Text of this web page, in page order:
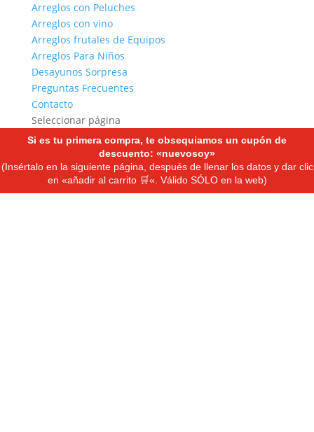
Arreglos con Peluches
Arreglos con vino
Arreglos frutales de Equipos
Arreglos Para Niños
Desayunos Sorpresa
Preguntas Frecuentes
Contacto
Seleccionar página
Si es tu primera compra, te obsequiamos un cupón de
descuento: «nuevosoy»
(Insértalo en la siguiente página, después de llenar los datos y dar clic
en «añadir al carrito 🛒«. Válido SÓLO en la web)